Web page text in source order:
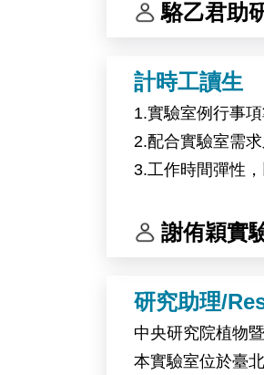
我們的研究團隊。
(1) 海洋無脊椎動
(2) 分子生物學與
(3) 基因體學生物
(4) 科學文獻研讀
駱乙君助
計時工讀生
1.實驗室例行事
2.配合實驗室需
3.工作時間彈性
謝侑穎實
研究助理/
中央研究院植物
本實驗室位於臺